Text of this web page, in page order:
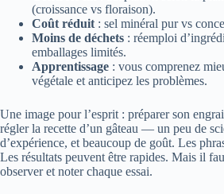
(croissance vs floraison).
Coût réduit : sel minéral pur vs
Moins de déchets : réemploi
emballages limités.
Apprentissage : vous comprenez
végétale et anticipez les problèmes.
Une image pour l’esprit : préparer son
régler la recette d’un gâteau — un peu de
d’expérience, et beaucoup de goût. Les
Les résultats peuvent être rapides. Mais il
observer et noter chaque essai.